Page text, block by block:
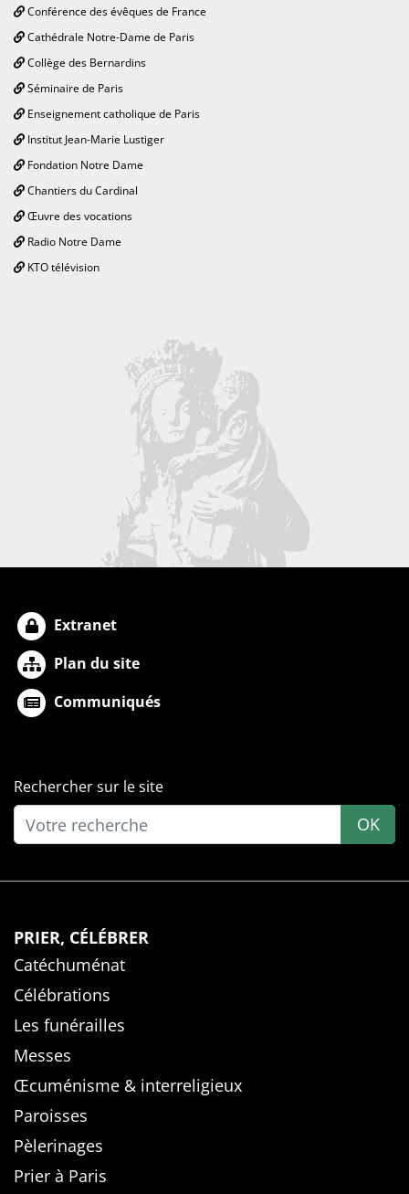
Conférence des évêques de France
Cathédrale Notre-Dame de Paris
Collège des Bernardins
Séminaire de Paris
Enseignement catholique de Paris
Institut Jean-Marie Lustiger
Fondation Notre Dame
Chantiers du Cardinal
Œuvre des vocations
Radio Notre Dame
KTO télévision
Extranet
Plan du site
Communiqués
Rechercher sur le site
OK
PRIER, CÉLÉBRER
Catéchuménat
Célébrations
Les funérailles
Messes
Œcuménisme & interreligieux
Paroisses
Pèlerinages
Prier à Paris